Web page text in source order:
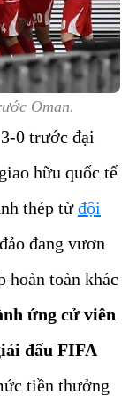
Oman.
0 trước đại
hữu quốc tế
thép từđội
đang vươn
hoàn toàn khác
ứng cử viên
đấu FIFA
tiền thưởng